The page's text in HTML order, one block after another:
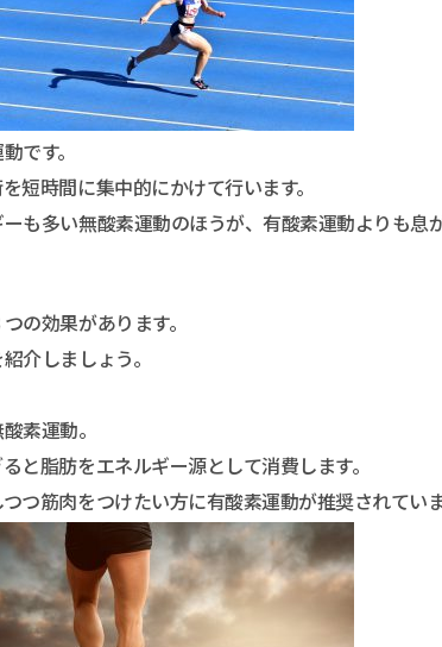
です。
短時間に集中的にかけて行います。
も多い無酸素運動のほうが、有酸素運動よりも息
の効果があります。
介しましょう。
素運動。
と脂肪をエネルギー源として消費します。
つ筋肉をつけたい方に有酸素運動が推奨されていま